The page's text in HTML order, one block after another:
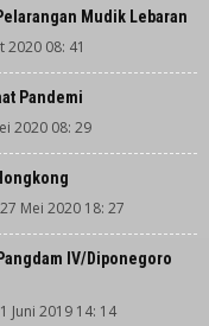
Mudik Lebaran
2020 08: 41
Pandemi
2020 08: 29
27 Mei 2020 18: 27
IV/Diponegoro
1 Juni 2019 14: 14